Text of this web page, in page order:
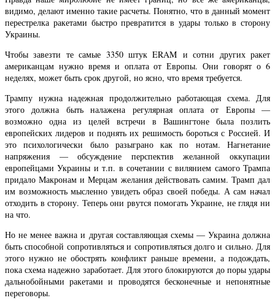
видимо, делают именно такие расчеты. Понятно, что в данный момент
перестрелка ракетами быстро превратится в удары только в сторону
Украины.
Чтобы завезти те самые 3350 штук ERAM и сотни других ракет
американцам нужно время и оплата от Европы. Они говорят о 6
неделях, может быть срок другой, но ясно, что время требуется.
Трампу нужна надежная продолжительно работающая схема. Для
этого должна быть налажена регулярная оплата от Европы —
возможно одна из целей встречи в Вашингтоне была позлить
европейских лидеров и поднять их решимость бороться с Россией. И
это психологически было разыграно как по нотам. Нагнетание
напряжения — обсуждение перспектив желанной оккупации
европейцами Украины и т.п. в сочетании с вилянием самого Трампа
придало Макронам и Мерцам желания действовать самим. Трамп дал
им возможность мысленно увидеть образ своей победы. А сам начал
отходить в сторону. Теперь они рвутся помогать Украине, не глядя ни
на что.
Но не менее важна и другая составляющая схемы — Украина должна
быть способной сопротивляться и сопротивляться долго и сильно. Для
этого нужно не обострять конфликт раньше времени, а подождать,
пока схема надежно заработает. Для этого блокируются до поры удары
дальнобойными ракетами и проводятся бесконечные и непонятные
переговоры.